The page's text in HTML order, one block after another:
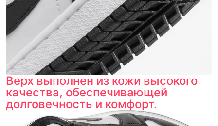
Верх выполнен из кожи высокого
качества, обеспечивающей
долговечность и комфорт.